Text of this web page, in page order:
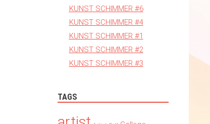
KUNST SCHIMMER #6
KUNST SCHIMMER #4
KUNST SCHIMMER #1
KUNST SCHIMMER #2
KUNST SCHIMMER #3
TAGS